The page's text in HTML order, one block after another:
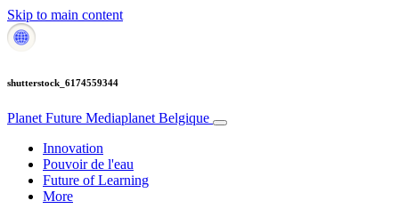
Skip to main content
shutterstock_6174559344
Planet Future Mediaplanet Belgique
Innovation
Pouvoir de l'eau
Future of Learning
More